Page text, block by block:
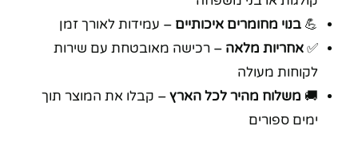
💪 בנוי מחומרים איכותיים – עמידות לאורך זמן
✅ אחריות מלאה – רכישה מאובטחת עם שירות
לקוחות מעולה
🚚 משלוח מהיר לכל הארץ – קבלו את המוצר תוך
ימים ספורים